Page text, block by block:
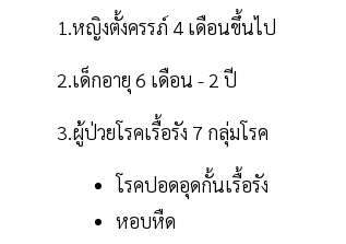
1.หญิงตั้งครรภ์ 4 เดือนขึ้นไป
2.เด็กอายุ 6 เดือน - 2 ปี
3.ผู้ป่วยโรคเรื้อรัง 7 กลุ่มโรค
โรคปอดอุดกั้นเรื้อรัง
หอบหืด